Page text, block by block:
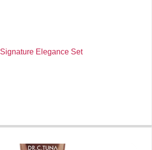
Signature Elegance Set